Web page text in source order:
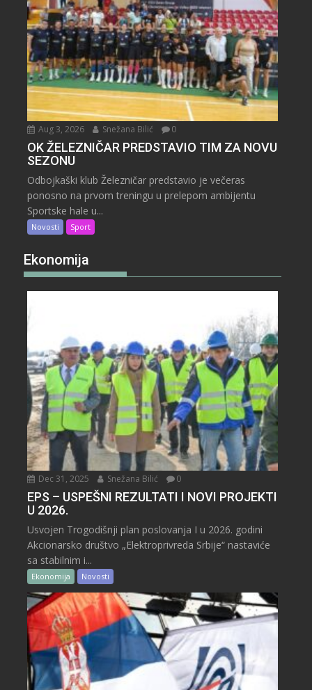
Aug 3, 2026 Snežana Bilić 0
OK ŽELEZNIČAR PREDSTAVIO TIM ZA NOVU
SEZONU
Odbojkaški klub Železničar predstavio je večeras
ponosno na prvom treningu u prelepom ambijentu
Sportske hale u...
Novosti Sport
Ekonomija
Dec 31, 2025 Snežana Bilić 0
EPS – USPEŠNI REZULTATI I NOVI PROJEKTI
U 2026.
Usvojen Trogodišnji plan poslovanja I u 2026. godini
Akcionarsko društvo „Elektroprivreda Srbije“ nastaviće
sa stabilnim i...
Ekonomija Novosti